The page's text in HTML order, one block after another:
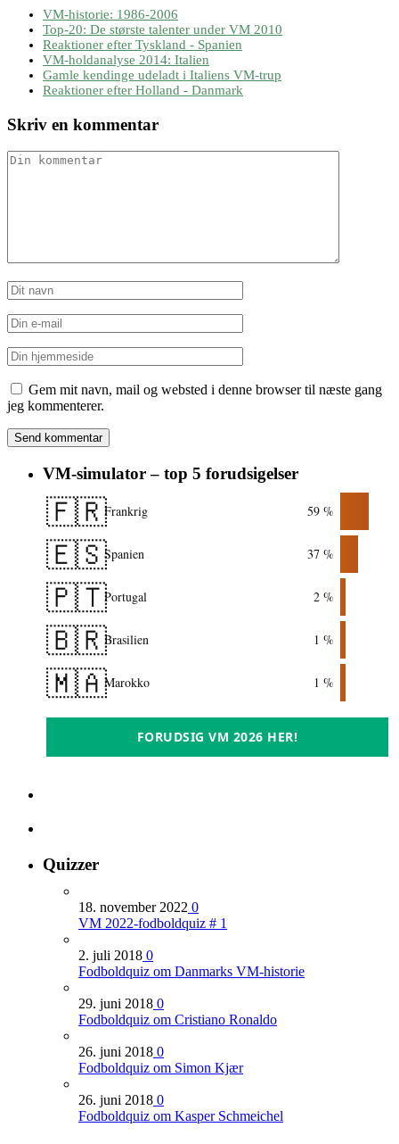
VM-historie: 1986-2006
Top-20: De største talenter under VM 2010
Reaktioner efter Tyskland - Spanien
VM-holdanalyse 2014: Italien
Gamle kendinge udeladt i Italiens VM-trup
Reaktioner efter Holland - Danmark
Skriv en kommentar
Gem mit navn, mail og websted i denne browser til næste gang
jeg kommenterer.
VM-simulator – top 5 forudsigelser
🇫🇷Frankrig 59 %
🇪🇸Spanien 37 %
🇵🇹Portugal 2 %
🇧🇷Brasilien 1 %
🇲🇦Marokko 1 %
FORUDSIG VM 2026 HER!
Quizzer
18. november 2022 0
VM 2022-fodboldquiz # 1
2. juli 2018 0
Fodboldquiz om Danmarks VM-historie
29. juni 2018 0
Fodboldquiz om Cristiano Ronaldo
26. juni 2018 0
Fodboldquiz om Simon Kjær
26. juni 2018 0
Fodboldquiz om Kasper Schmeichel